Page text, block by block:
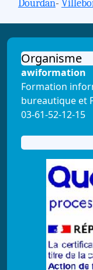
Dourdan-
Organisme
awiformation
Formation
bureautique et
03-61-52-12-15